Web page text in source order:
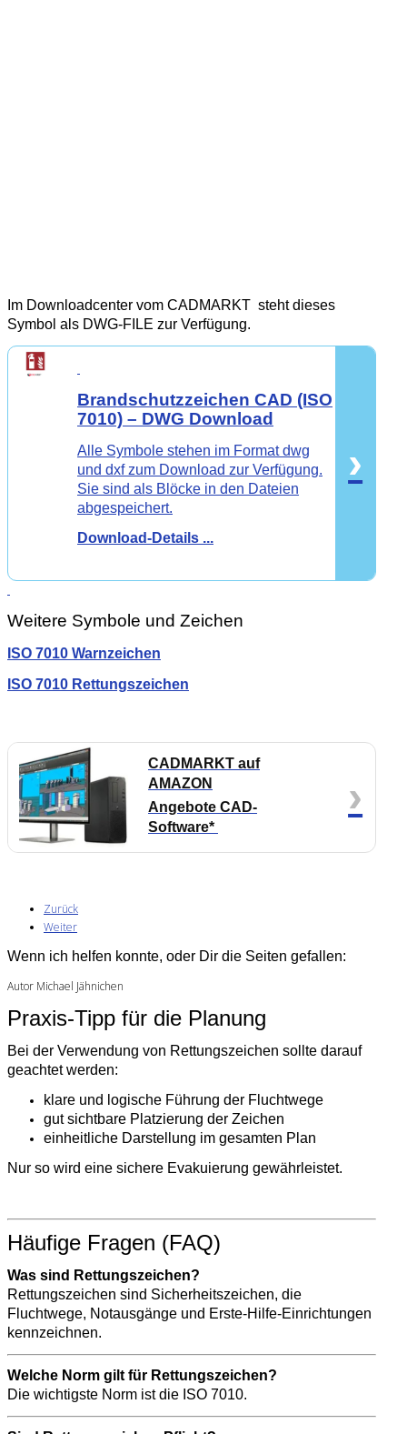
Im Downloadcenter vom CADMARKT steht dieses
Symbol als DWG-FILE zur Verfügung.
Brandschutzzeichen CAD (ISO
7010) – DWG Download
Alle Symbole stehen im Format dwg
und dxf zum Download zur Verfügung.
Sie sind als Blöcke in den Dateien
abgespeichert.
Download-Details ...
›
Weitere Symbole und Zeichen
ISO 7010 Warnzeichen
ISO 7010 Rettungszeichen
CADMARKT auf
AMAZON
Angebote CAD-
Software*
›
Zurück
Weiter
Wenn ich helfen konnte, oder Dir die Seiten gefallen:
Autor Michael Jähnichen
Praxis-Tipp für die Planung
Bei der Verwendung von Rettungszeichen sollte darauf
geachtet werden:
klare und logische Führung der Fluchtwege
gut sichtbare Platzierung der Zeichen
einheitliche Darstellung im gesamten Plan
Nur so wird eine sichere Evakuierung gewährleistet.
Häufige Fragen (FAQ)
Was sind Rettungszeichen?
Rettungszeichen sind Sicherheitszeichen, die
Fluchtwege, Notausgänge und Erste-Hilfe-Einrichtungen
kennzeichnen.
Welche Norm gilt für Rettungszeichen?
Die wichtigste Norm ist die ISO 7010.